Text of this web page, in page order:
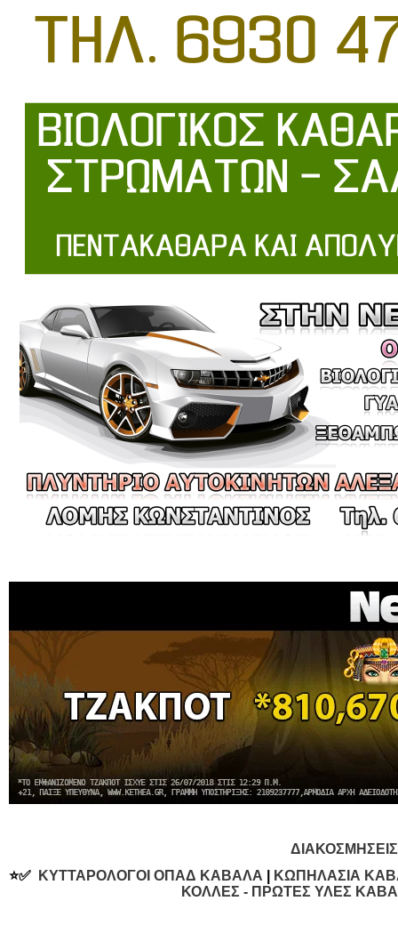
⭐✅
ΚΥΤΤΑΡΟΛΟΓΟΙ ΟΠΑΔ ΚΑΒΑΛΑ
ΚΩΠΗΛΑΣΙΑ
ΚΟΛΛΕΣ - ΠΡΩΤΕΣ ΥΛΕΣ